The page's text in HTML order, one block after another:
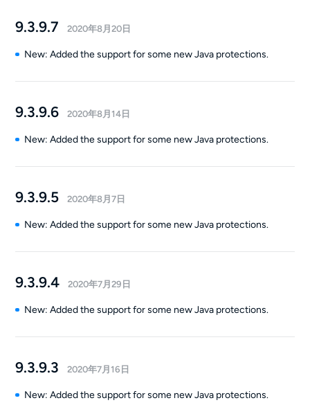
9.3.9.7 2020年8月20日
New: Added the support for some new Java protections.
9.3.9.6 2020年8月14日
New: Added the support for some new Java protections.
9.3.9.5 2020年8月7日
New: Added the support for some new Java protections.
9.3.9.4 2020年7月29日
New: Added the support for some new Java protections.
9.3.9.3 2020年7月16日
New: Added the support for some new Java protections.